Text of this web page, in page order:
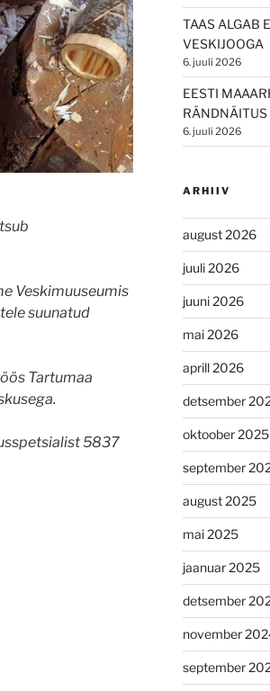
Veskimuuseumis
suunatud
Tartumaa
5837
TAAS ALGAB
VESKIJOOGA
6. juuli 2026
EESTI
RÄNDNÄITUS
6. juuli 2026
ARHIIV
august 2026
juuli 2026
juuni 2026
mai 2026
aprill 2026
detsember
oktoober 2025
september
august 2025
mai 2025
jaanuar 2025
detsember
november
september